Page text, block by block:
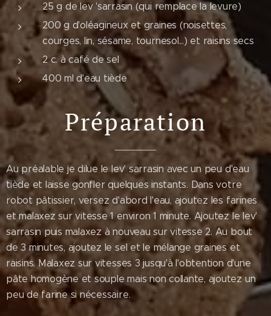
25 g de lev 'sarrasin (qui remplace la levure)
200 g d'oléagineux et graines (noisettes,
courges, lin, sésame, tournesol...) et raisins secs
2 c. à café de sel
400 ml d'eau tiède
Préparation
Au préalable je dilue le lev' sarrasin avec un peu d'eau
tiède et laisse gonfler quelques instants. Dans votre
robot pâtissier, versez d'abord l'eau, ajoutez les farines
et malaxez sur vitesse 1 environ 1 minute. Ajoutez le lev'
sarrasin puis malaxez à nouveau sur vitesse 2. Au bout
de 3 minutes, ajoutez le sel et le mélange graines et
raisins. Malaxez sur vitesses 3 jusqu'à l'obtention d'une
pâte homogène et souple mais non collante, ajoutez un
peu de farine si nécessaire.